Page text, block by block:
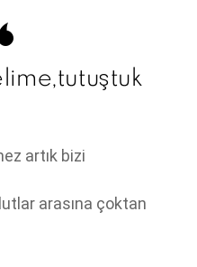
artık bizi
arasına çoktan